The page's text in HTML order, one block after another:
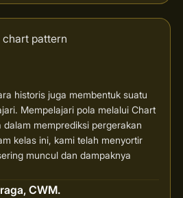
historis juga membentuk suatu
Mempelajari pola melalui Chart
memprediksi pergerakan
kelas ini, kami telah menyortir
muncul dan dampaknya
CWM.